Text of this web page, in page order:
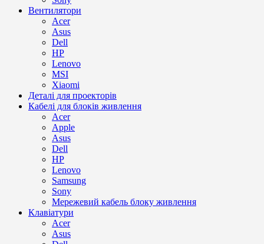
Вентилятори
Acer
Asus
Dell
HP
Lenovo
MSI
Xiaomi
Деталі для проекторів
Кабелі для блоків живлення
Acer
Apple
Asus
Dell
HP
Lenovo
Samsung
Sony
Мережевий кабель блоку живлення
Клавіатури
Acer
Asus